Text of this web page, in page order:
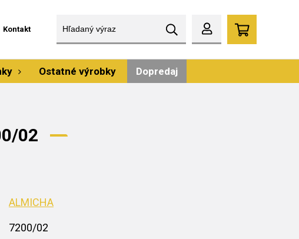
Kontakt
Ostatné výrobky Dopredaj
02
ALMICHA
7200/02